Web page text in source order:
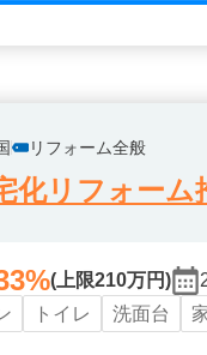
リフォーム全般
化リフォーム
(上限210万円)
トイレ 洗面台